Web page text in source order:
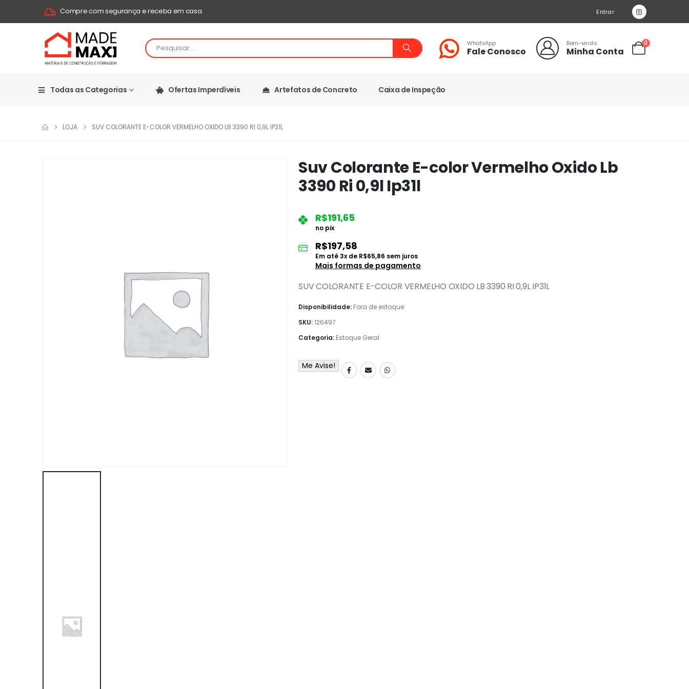
Compre com segurança e receba em casa. Entrar
WhatsApp
Fale Conosco
Bem-vindo
Minha Conta
0
Todas as Categorias Ofertas Imperdíveis Artefatos de Concreto Caixa de Inspeção
LOJA SUV COLORANTE E-COLOR VERMELHO OXIDO LB 3390 RI 0,9L IP31L
Suv Colorante E-color Vermelho Oxido Lb
3390 Ri 0,9l Ip31l
R$191,65
no pix
R$197,58
Em até3x de R$65,86 sem juros
Mais formas de pagamento
SUV COLORANTE E-COLOR VERMELHO OXIDO LB 3390 RI 0,9L IP31L
Disponibilidade: Fora de estoque
SKU:126497
Categoria: Estoque Geral
Me Avise!